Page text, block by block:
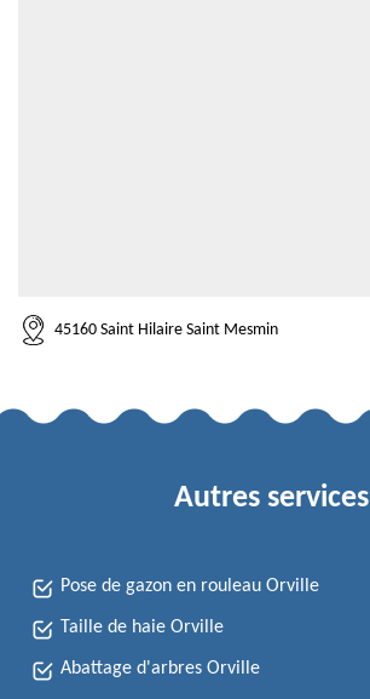
45160 Saint Hilaire Saint Mesmin
Autres services
Pose de gazon en rouleau Orville
Taille de haie Orville
Abattage d'arbres Orville